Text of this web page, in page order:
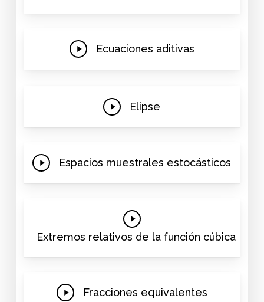
Play
Ecuaciones aditivas
Play
Elipse
Play
Espacios muestrales estocásticos
Play
Video
Extremos relativos de la función cúbica
Play
Fracciones equivalentes